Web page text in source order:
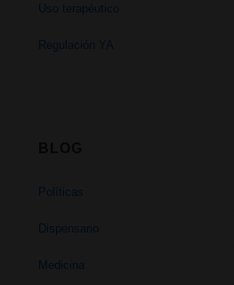
Uso terapéutico
Regulación YA
Políticas
Dispensario
Medicina